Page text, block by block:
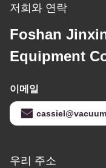
저희와 연락
Foshan
Equipment
이메일
우리 주소